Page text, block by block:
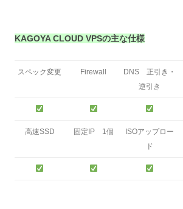
KAGOYA CLOUD VPSの主な仕様
スペック変更 Firewall
DNS 正引き・
逆引き
高速SSD 固定IP 1個
ISOアップロー
ド